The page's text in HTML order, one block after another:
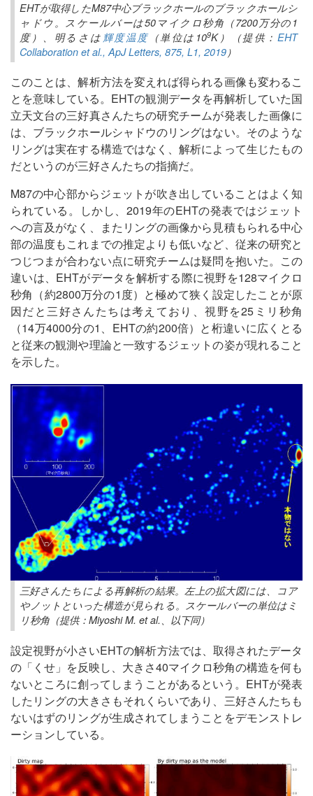
EHTが取得したM87中心ブラックホールのブラックホールシ
ャドウ。スケールバーは50マイクロ秒角（7200万分の1
度）、明るさは 輝度温度（単位は109K）（提供： EHT
Collaboration et al., ApJ Letters, 875, L1, 2019）
このことは、解析方法を変えれば得られる画像も変わるこ
とを意味している。EHTの観測データを再解析していた国
立天文台の三好真さんたちの研究チームが発表した画像に
は、ブラックホールシャドウのリングはない。そのような
リングは実在する構造ではなく、解析によって生じたもの
だというのが三好さんたちの指摘だ。
M87の中心部からジェットが吹き出していることはよく知
られている。しかし、2019年のEHTの発表ではジェット
への言及がなく、またリングの画像から見積もられる中心
部の温度もこれまでの推定よりも低いなど、従来の研究と
つじつまが合わない点に研究チームは疑問を抱いた。この
違いは、EHTがデータを解析する際に視野を128マイクロ
秒角（約2800万分の1度）と極めて狭く設定したことが原
因だと三好さんたちは考えており、視野を25ミリ秒角
（14万4000分の1、EHTの約200倍）と桁違いに広くとる
と従来の観測や理論と一致するジェットの姿が現れること
を示した。
三好さんたちによる再解析の結果。左上の拡大図には、コア
やノットといった構造が見られる。スケールバーの単位はミ
リ秒角（提供：Miyoshi M. et al.、以下同）
設定視野が小さいEHTの解析方法では、取得されたデータ
の「くせ」を反映し、大きさ40マイクロ秒角の構造を何も
ないところに創ってしまうことがあるという。EHTが発表
したリングの大きさもそれくらいであり、三好さんたちも
ないはずのリングが生成されてしまうことをデモンストレ
ーションしている。